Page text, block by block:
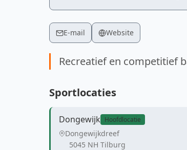
E-mail Website
Recreatief en competitief
Sportlocaties
Dongewijk Hoofdlocatie
Dongewijkdreef
5045 NH Tilburg